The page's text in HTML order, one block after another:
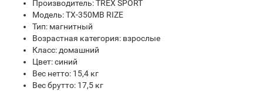
Производитель: TREX SPORT
Модель: TX-350MB RIZE
Тип: магнитный
Возрастная категория: взрослые
Класс: домашний
Цвет: синий
Вес нетто: 15,4 кг
Вес брутто: 17,5 кг